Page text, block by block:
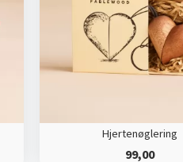
Hjertenøglering
99,00